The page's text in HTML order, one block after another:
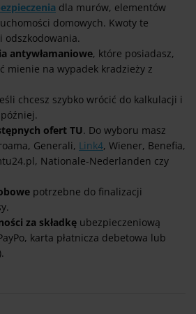
dla murów, elementów
domowych. Kwoty te
odszkodowania.
antywłamaniowe, które posiadasz,
mienie na wypadek kradzieży z
chcesz szybko wrócić do kalkulacji i
ofert TU. Do wyboru masz
Generali, Link4, Wiener, Benefia,
Nationale-Nederlanden czy
potrzebne do finalizacji
za składkę ubezpieczeniową
karta płatnicza debetowa lub